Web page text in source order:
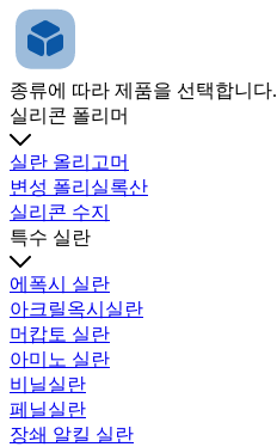
종류에 따라 제품을 선택합니다.
실리콘 폴리머
실란 올리고머
변성 폴리실록산
실리콘 수지
특수 실란
에폭시 실란
아크릴옥시실란
머캅토 실란
아미노 실란
비닐실란
페닐실란
장쇄 알킬 실란